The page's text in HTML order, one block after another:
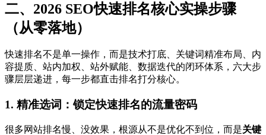
二、2026 SEO快速排名核心实操步骤
（从零落地）
快速排名不是单一操作，而是技术打底、关键词精准布局、内
容提质、站内加权、站外赋能、数据迭代的闭环体系，六大步
骤层层递进，每一步都直击排名打分核心。
1. 精准选词：锁定快速排名的流量密码
很多网站排名慢、没效果，根源从不是优化不到位，而是关键